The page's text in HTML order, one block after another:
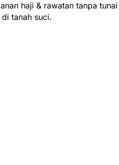
haji & rawatan tanpa tunai
tanah suci.